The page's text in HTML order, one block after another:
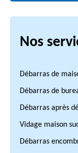
Nos
Débarras de
Débarras de
Débarras après
Vidage maison
Débarras